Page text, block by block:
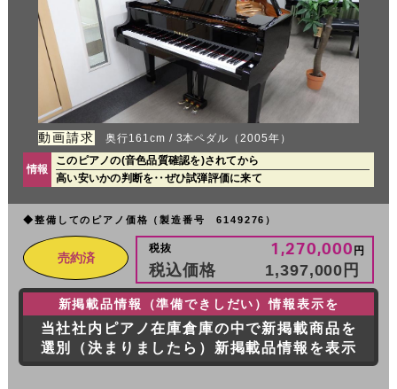
動画請求 奥行161cm / 3本ペダル（2005年）
情報
このピアノの(音色品質確認を)されてから
高い安いかの判断を‥ぜひ試弾評価に来て
◆整備してのピアノ価格（製造番号 6149276）
売約済
税抜 1,270,000 円
税込価格 1,397,000 円
新掲載品情報（準備できしだい）情報表示を
当社社内ピアノ在庫倉庫の中で新掲載商品を
選別（決まりましたら）新掲載品情報を表示